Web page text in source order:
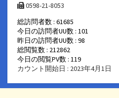
0598-21-8053
総訪問者数 : 61685
今日の訪問者UU数 : 101
昨日の訪問者UU数 : 98
総閲覧数 : 212862
今日の閲覧PV数 : 119
カウント開始日 : 2023年4月1日